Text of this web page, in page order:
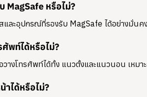
MagSafe หรือไม่?
และอุปกรณ์ที่รองรับ MagSafe ได้อย่างมั่นค
ศัพท์ได้หรือไม่?
วางโทรศัพท์ได้ทั้ง แนวตั้งและแนวนอน เหม
าได้หรือไม่?